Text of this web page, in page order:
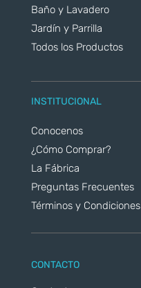
Baño y Lavadero
Jardín y Parrilla
Todos los Productos
INSTITUCIONAL
Conocenos
¿Cómo Comprar?
La Fábrica
Preguntas Frecuentes
Términos y Condiciones
CONTACTO